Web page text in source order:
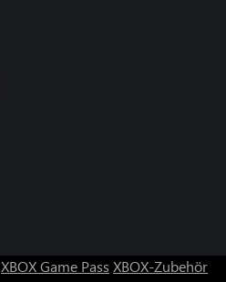
XBOX Game Pass XBOX-Zubehör